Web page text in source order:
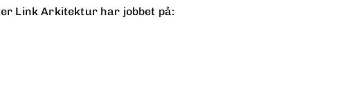
Link Arkitektur har jobbet på: